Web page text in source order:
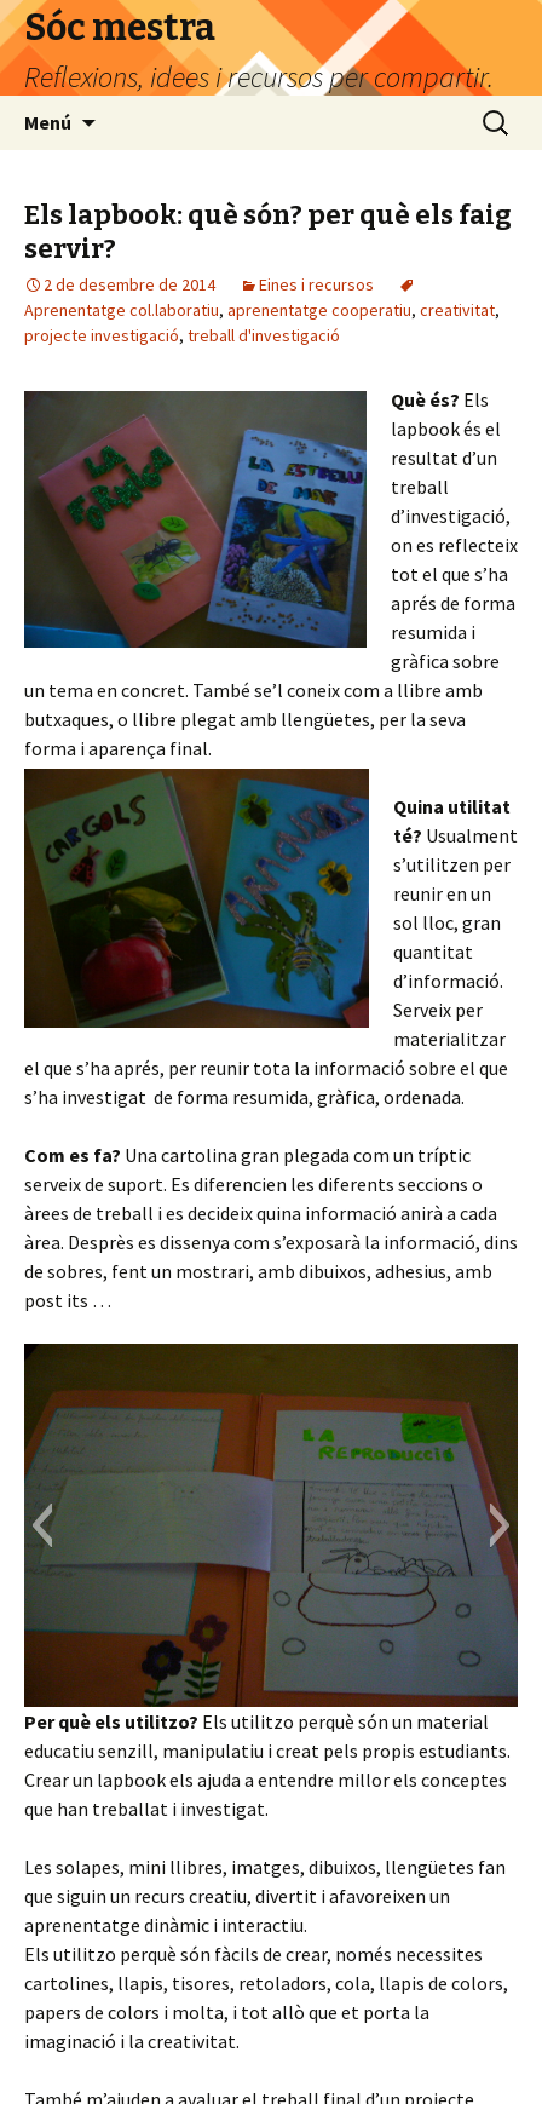
Sóc mestra
Reflexions, idees i recursos per compartir.
Menú Cerca:
Els lapbook: què són? per què els faig
servir?
2 de desembre de 2014
Eines i recursos
Aprenentatge col.laboratiu, aprenentatge cooperatiu, creativitat,
projecte investigació, treball d'investigació
Què és? Els
lapbook és el
resultat d’un
treball
d’investigació,
on es reflecteix
tot el que s’ha
aprés de forma
resumida i
gràfica sobre
un tema en concret. També se’l coneix com a llibre amb
butxaques, o llibre plegat amb llengüetes, per la seva
forma i aparença final.
Quina utilitat
té? Usualment
s’utilitzen per
reunir en un
sol lloc, gran
quantitat
d’informació.
Serveix per
materialitzar
el que s’ha aprés, per reunir tota la informació sobre el que
s’ha investigat de forma resumida, gràfica, ordenada.
Com es fa? Una cartolina gran plegada com un tríptic
serveix de suport. Es diferencien les diferents seccions o
àrees de treball i es decideix quina informació anirà a cada
àrea. Desprès es dissenya com s’exposarà la informació, dins
de sobres, fent un mostrari, amb dibuixos, adhesius, amb
post its …
P1110410
P1110409
P1110407
P1110406
P1110405
P1110404
P1110402
P1110403
Per què els utilitzo? Els utilitzo perquè són un material
educatiu senzill, manipulatiu i creat pels propis estudiants.
Crear un lapbook els ajuda a entendre millor els conceptes
que han treballat i investigat.
Les solapes, mini llibres, imatges, dibuixos, llengüetes fan
que siguin un recurs creatiu, divertit i afavoreixen un
aprenentatge dinàmic i interactiu.
Els utilitzo perquè són fàcils de crear, només necessites
cartolines, llapis, tisores, retoladors, cola, llapis de colors,
papers de colors i molta, i tot allò que et porta la
imaginació i la creativitat.
També m’ajuden a avaluar el treball final d’un projecte